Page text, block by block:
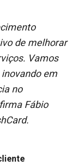
de melhorar
Vamos
em
no
Fábio